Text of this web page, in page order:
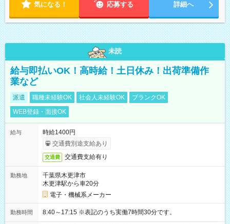
気になる！ 応募する 詳細へ
未読
給与即払いOK！高時給！土日休み！出荷準備作
業など
派遣 職種未経験OK 社会人未経験OK
ブランクOK
WEB登録・面接OK
給与
時給1400円
交通費別途支給あり
交通費 交通費支給有り
勤務地
千葉県木更津市
木更津駅から車20分
電子・機械系メーカー
勤務時間 8:40～17:15 ※表記のうち実働7時間30分です。